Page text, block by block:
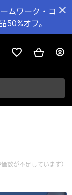
ムワーク・コ
50%オフ。
価数が不足しています）